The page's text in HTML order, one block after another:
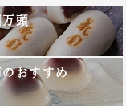
万頭
のおすすめ